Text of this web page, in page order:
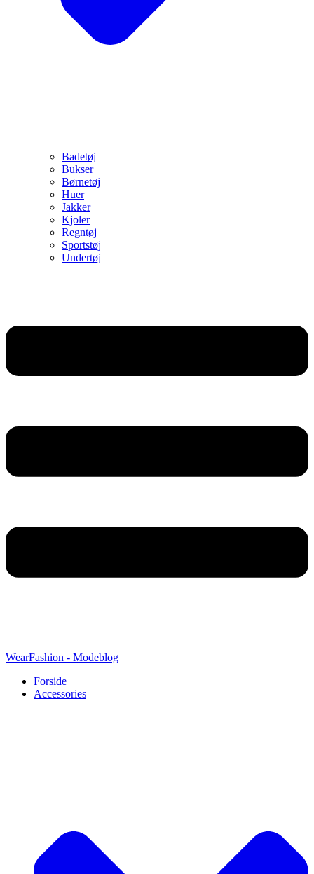
Badetøj
Bukser
Børnetøj
Huer
Jakker
Kjoler
Regntøj
Sportstøj
Undertøj
WearFashion - Modeblog
Forside
Accessories